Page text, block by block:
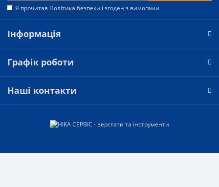
Я прочитав Політика безпеки і згоден з вимогами
Інформація
Графік роботи
Наші контакти